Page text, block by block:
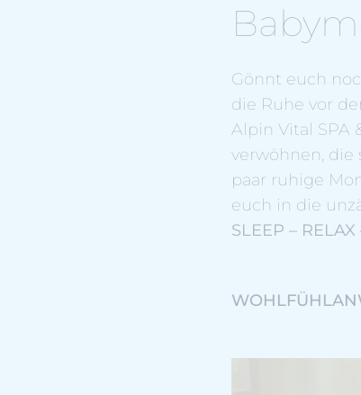
Gönnt euch
die Ruhe vor
Alpin Vital SPA
verwöhnen, die
paar ruhige
euch in die
SLEEP – RELAX